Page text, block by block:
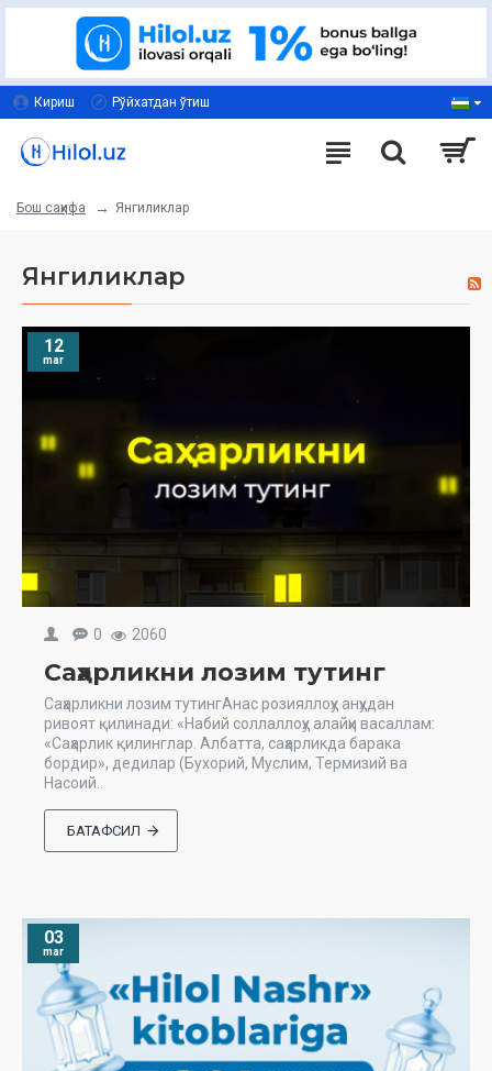
Кириш Рўйхатдан ўтиш
Бош саҳифа Янгиликлар
Янгиликлар
12
mar
0 2060
Саҳарликни лозим тутинг
Саҳарликни лозим тутингАнас розияллоҳу анҳудан
ривоят қилинади: «Набий соллаллоҳу алайҳи васаллам:
«Саҳарлик қилинглар. Албатта, саҳарликда барака
бордир», дедилар (Бухорий, Муслим, Термизий ва
Насоий..
БАТАФСИЛ
03
mar